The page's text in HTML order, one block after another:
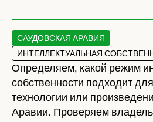
САУДОВСКАЯ АРАВИЯ
ИНТЕЛЛЕКТУАЛЬНАЯ
Определяем, какой режим
собственности подходит
технологии или
Аравии. Проверяем